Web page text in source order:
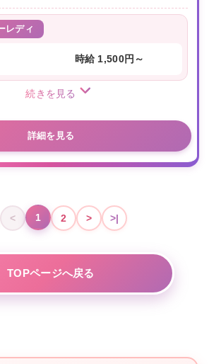
レディ
時給 1,500円～
続きを見る
詳細を見る
< 1 2 > >|
TOPページへ戻る